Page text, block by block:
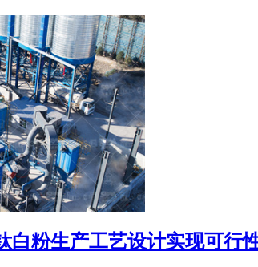
白粉生产工艺设计实现可行